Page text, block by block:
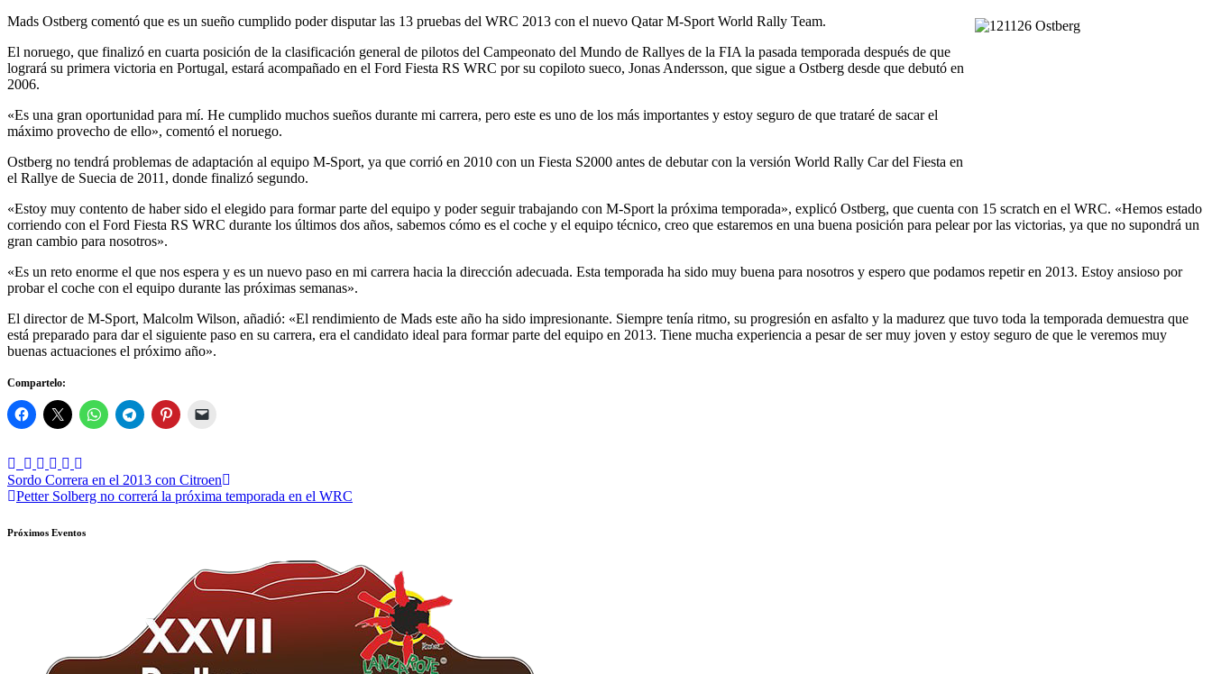
Mads Ostberg comentó que es un sueño cumplido poder disputar las 13 pruebas del WRC 2013 con el nuevo Qatar M-Sport World Rally Team.
El noruego, que finalizó en cuarta posición de la clasificación general de pilotos del Campeonato del Mundo de Rallyes de la FIA la pasada temporada después de que
logrará su primera victoria en Portugal, estará acompañado en el Ford Fiesta RS WRC por su copiloto sueco, Jonas Andersson, que sigue a Ostberg desde que debutó en
2006.
«Es una gran oportunidad para mí. He cumplido muchos sueños durante mi carrera, pero este es uno de los más importantes y estoy seguro de que trataré de sacar el
máximo provecho de ello», comentó el noruego.
Ostberg no tendrá problemas de adaptación al equipo M-Sport, ya que corrió en 2010 con un Fiesta S2000 antes de debutar con la versión World Rally Car del Fiesta en
el Rallye de Suecia de 2011, donde finalizó segundo.
«Estoy muy contento de haber sido el elegido para formar parte del equipo y poder seguir trabajando con M-Sport la próxima temporada», explicó Ostberg, que cuenta con 15 scratch en el WRC. «Hemos estado
corriendo con el Ford Fiesta RS WRC durante los últimos dos años, sabemos cómo es el coche y el equipo técnico, creo que estaremos en una buena posición para pelear por las victorias, ya que no supondrá un
gran cambio para nosotros».
«Es un reto enorme el que nos espera y es un nuevo paso en mi carrera hacia la dirección adecuada. Esta temporada ha sido muy buena para nosotros y espero que podamos repetir en 2013. Estoy ansioso por
probar el coche con el equipo durante las próximas semanas».
El director de M-Sport, Malcolm Wilson, añadió: «El rendimiento de Mads este año ha sido impresionante. Siempre tenía ritmo, su progresión en asfalto y la madurez que tuvo toda la temporada demuestra que
está preparado para dar el siguiente paso en su carrera, era el candidato ideal para formar parte del equipo en 2013. Tiene mucha experiencia a pesar de ser muy joven y estoy seguro de que le veremos muy
buenas actuaciones el próximo año».
Compartelo:
Navegación
de
entradas
Sordo Correra en el 2013 con Citroen
Petter Solberg no correrá la próxima temporada en el WRC
Próximos Eventos